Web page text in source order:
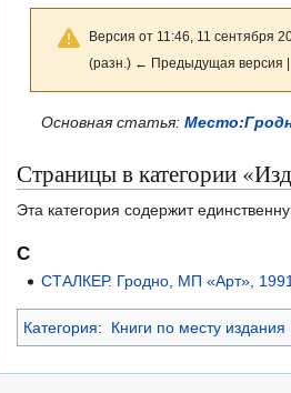
Версия от 11:46, 11 сентября
(разн.) ← Предыдущая версия
Перейти
навигации
Перейти
поиску
Основная статья:
Страницы в категории
Эта категория содержит
С
СТАЛКЕР. Гродно, МП «Арт»,
Категория: Книги по месту издания